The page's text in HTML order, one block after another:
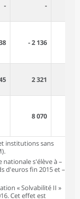
- -
- 2 136
2 321
8 070
institutions sans
s'élève à –
d'euros fin 2015 et –
« Solvabilité II »
Cet effet est